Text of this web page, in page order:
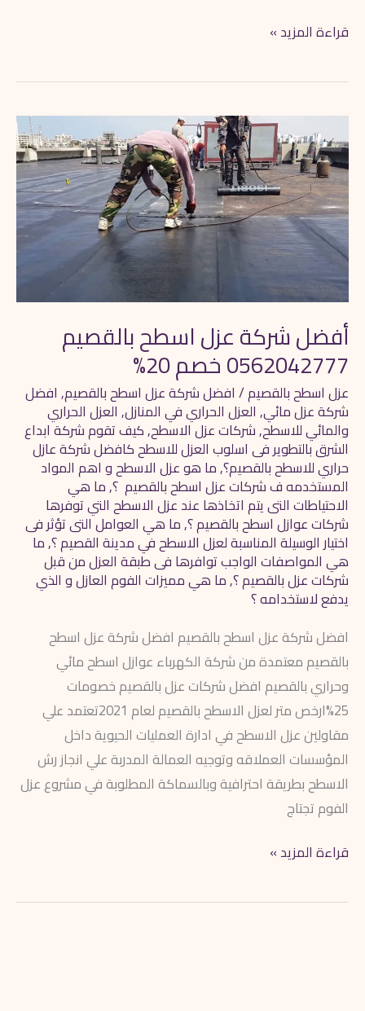
قراءة المزيد »
أفضل شركة عزل اسطح بالقصيم
0562042777 خصم 20%
عزل اسطح بالقصيم/ افضل شركة عزل اسطح بالقصيم, افضل
شركة عزل مائي, العزل الحراري في المنازل, العزل الحراري
والمائي للاسطح,شركات عزل الاسطح,كيف تقوم شركة ابداع
الشرق بالتطوير فى اسلوب العزل للاسطح كافضل شركة عازل
حراري للاسطح بالقصيم؟,ما هو عزل الاسطح و اهم المواد
المستخدمه ف شركات عزل اسطح بالقصيم ؟,ما هي
الاحتياطات التى يتم اتخاذها عند عزل الاسطح التي توفرها
شركات عوازل اسطح بالقصيم ؟,ما هي العوامل التى تؤثر فى
اختيار الوسيلة المناسبة لعزل الاسطح في مدينة القصيم ؟,ما
هي المواصفات الواجب توافرها فى طبقة العزل من قبل
شركات عزل بالقصيم ؟,ما هي مميزات الفوم العازل و الذي
يدفع لاستخدامه ؟
افضل شركة عزل اسطح بالقصيم افضل شركة عزل اسطح
بالقصيم معتمدة من شركة الكهرباء عوازل اسطح مائي
وحراري بالقصيم افضل شركات عزل بالقصيم خصومات
25%ارخص متر لعزل الاسطح بالقصيم لعام 2021تعتمد علي
مقاولين عزل الاسطح في ادارة العمليات الحيوية داخل
المؤسسات العملاقه وتوجيه العمالة المدربة علي انجاز رش
الاسطح بطريقة احترافية وبالسماكة المطلوبة في مشروع عزل
الفوم تجتاج
أفضل
شركة
عزل
اسطح
بالقصيم
0562042777
خصم
20%
قراءة المزيد »